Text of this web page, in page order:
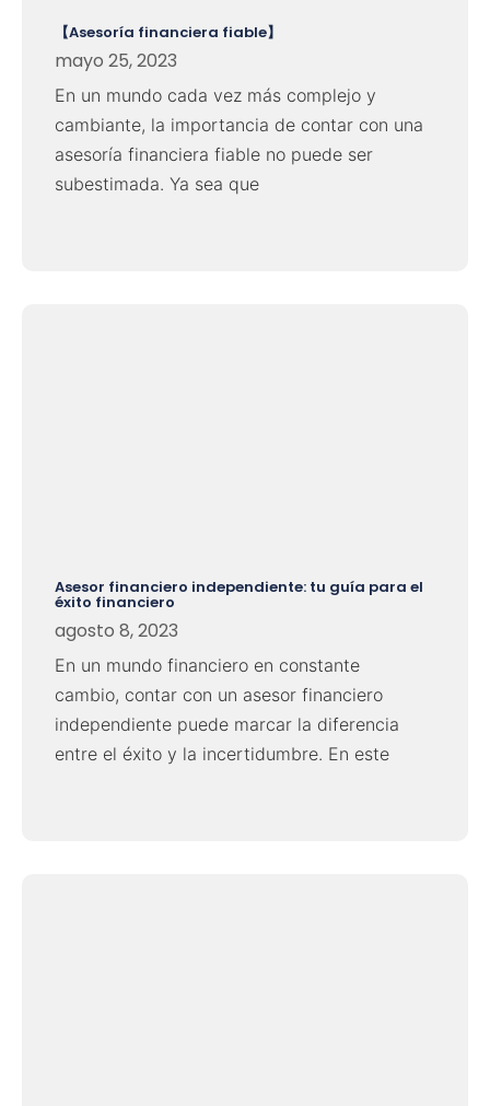
【Asesoría financiera fiable】
mayo 25, 2023
En un mundo cada vez más complejo y
cambiante, la importancia de contar con una
asesoría financiera fiable no puede ser
subestimada. Ya sea que
Asesor financiero independiente: tu guía para el
éxito financiero
agosto 8, 2023
En un mundo financiero en constante
cambio, contar con un asesor financiero
independiente puede marcar la diferencia
entre el éxito y la incertidumbre. En este